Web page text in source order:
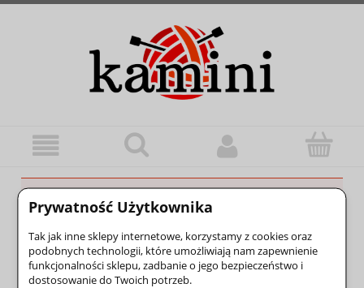
Prywatność Użytkownika
Tak jak inne sklepy internetowe, korzystamy z cookies oraz
podobnych technologii, które umożliwiają nam zapewnienie
funkcjonalności sklepu, zadbanie o jego bezpieczeństwo i
dostosowanie do Twoich potrzeb.
Ten produkt jest niedostępny.
Moje konto
Informacje